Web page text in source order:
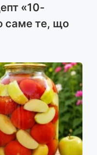
«10-
саме те, що